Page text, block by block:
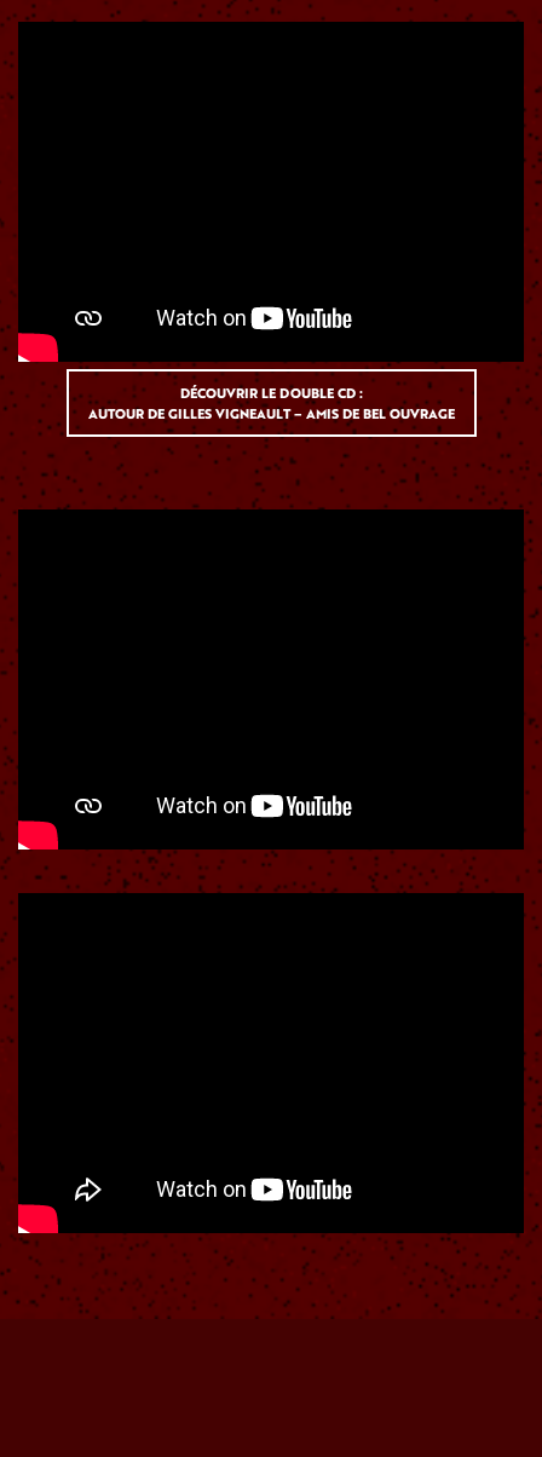
DÉCOUVRIR LE DOUBLE CD :
AUTOUR DE GILLES VIGNEAULT – AMIS DE BEL OUVRAGE